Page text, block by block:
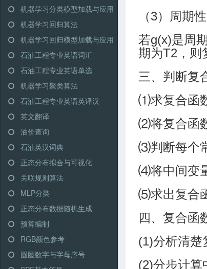
机器学习分类模型加载与应用
机器学习回归算法
机器学习回归模型加载与应用
石油工程专业英语词汇
石油工程专业英语单选
机器学习聚类算法
石油工程专业英语英译汉
英文翻译
油价查询
石油英汉词典
正态分布拟合与可视化
关联规则算法
MLP分类
正态分布数据随机生成
预算编制
RGB颜色参考
圆圈数字与字母序号
（3）周期性
若g(x)是周
期为T2，则
三、判断复
⑴求复合函
⑵将复合函
⑶判断每个
⑷将中间变
⑸求出复合
四、复合函
(1)分析清楚
(2)分步计算